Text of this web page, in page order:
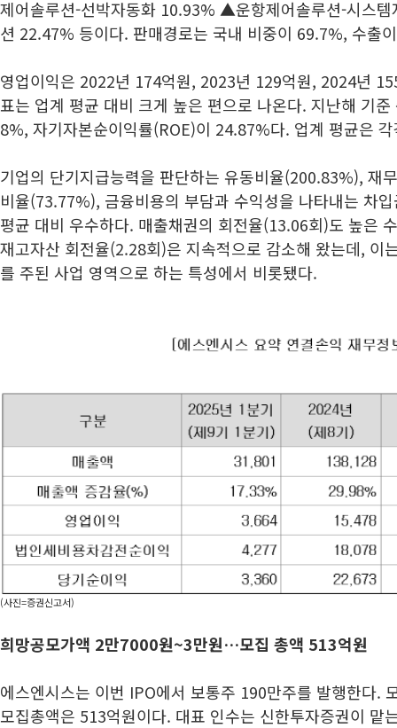
제어솔루션-선박자동화 10.93% ▲운항제어솔루션-시스
션 22.47% 등이다. 판매경로는 국내 비중이 69.7%, 수출
영업이익은 2022년 174억원, 2023년 129억원, 2024년
표는 업계 평균 대비 크게 높은 편으로 나온다. 지난해 기
8%, 자기자본순이익률(ROE)이 24.87%다. 업계 평균은
기업의 단기지급능력을 판단하는 유동비율(200.83%), 재
비율(73.77%), 금융비용의 부담과 수익성을 나타내는 차
평균 대비 우수하다. 매출채권의 회전율(13.06회)도 높은
재고자산 회전율(2.28회)은 지속적으로 감소해 왔는데, 이
를 주된 사업 영역으로 하는 특성에서 비롯됐다.
(사진=증권신고서)
희망공모가액 2만7000원~3만원…모집 총액 513억원
에스엔시스는 이번 IPO에서 보통주 190만주를 발행한다.
모집총액은 513억원이다. 대표 인수는 신한투자증권이 맡